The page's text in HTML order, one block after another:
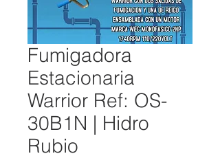
Fumigadora
Estacionaria
Warrior Ref: OS-
30B1N | Hidro
Rubio